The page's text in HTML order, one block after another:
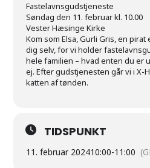
Fastelavnsgudstjeneste
Søndag den 11. februar kl. 10.00
Vester Hæsinge Kirke
Kom som Elsa, Gurli Gris, en pirat
dig selv, for vi holder
hele familien – hvad enten du er
ej. Efter gudstjenesten går vi i X-
katten af tønden.
TIDSPUNKT
11. februar 202410:00-11:00